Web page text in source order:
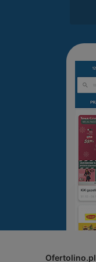
Ofertolino.pl